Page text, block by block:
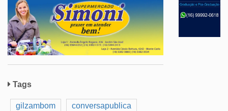
Tags
gilzambom conversapublica